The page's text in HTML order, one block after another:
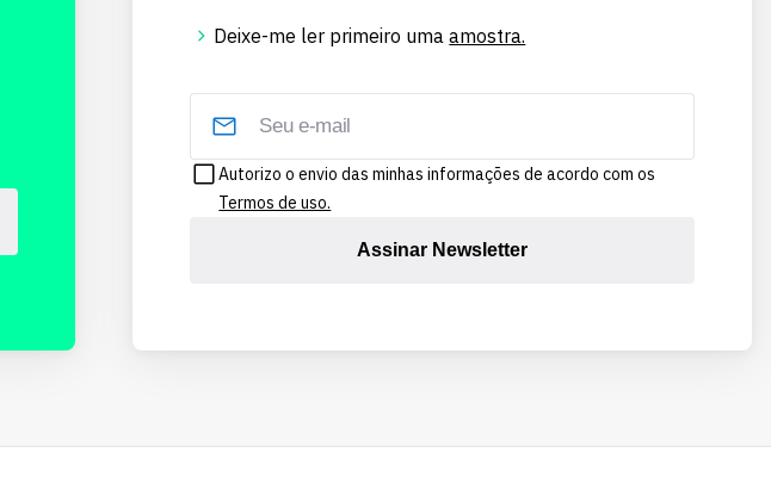
Deixe-me ler primeiro umaamostra.
Autorizo o envio das minhas informações de acordo com os
Termos de uso.
Assinar Newsletter